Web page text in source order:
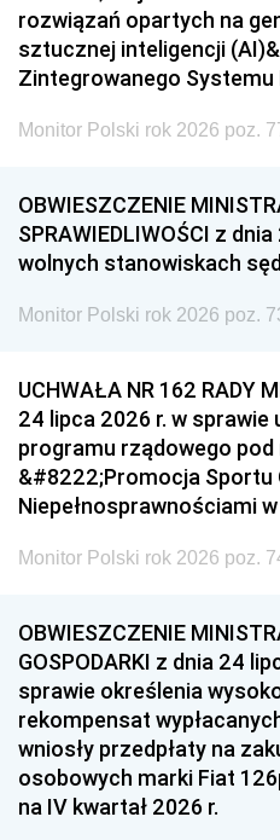
rozwiązań opartych na
sztucznej inteligencji
Zintegrowanego Systemu
Monitor Polski rok 2026 poz.
OBWIESZCZENIE
SPRAWIEDLIWOŚCI z
wolnych stanowiskach
Monitor Polski rok 2026 poz.
UCHWAŁA NR 162 RADY
24 lipca 2026 r. w sprawie
programu rządowego pod
&#8222;Promocja Sportu
Niepełnosprawnościami
Monitor Polski rok 2026 poz.
OBWIESZCZENIE
GOSPODARKI z dnia 24
sprawie określenia
rekompensat
wniosły przedpłaty na
osobowych marki Fiat
na IV kwartał 2026 r.